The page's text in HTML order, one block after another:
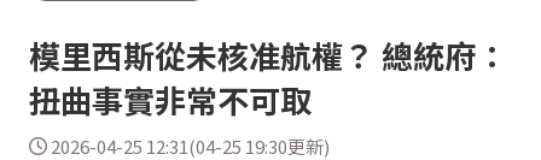
模里西斯從未核准航權？ 總統府：
扭曲事實非常不可取
2026-04-25 12:31(04-25 19:30更新)